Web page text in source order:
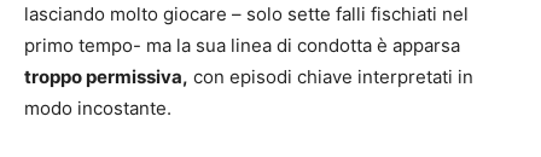
lasciando molto giocare – solo sette falli fischiati nel
primo tempo- ma la sua linea di condotta è apparsa
troppo permissiva, con episodi chiave interpretati in
modo incostante.